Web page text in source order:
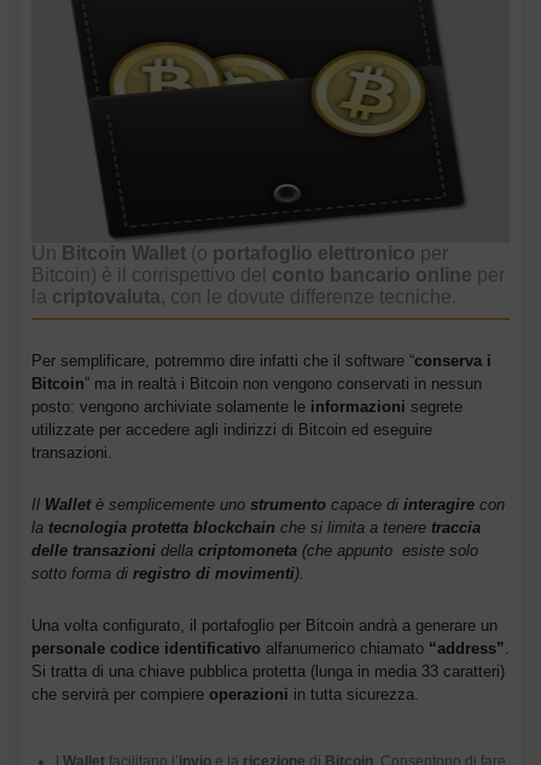
Un Bitcoin Wallet (o portafoglio elettronico per
Bitcoin) è il corrispettivo del conto bancario online per
la criptovaluta, con le dovute differenze tecniche.
Per semplificare, potremmo dire infatti che il software “conserva i
Bitcoin” ma in realtà i Bitcoin non vengono conservati in nessun
posto: vengono archiviate solamente le informazioni segrete
utilizzate per accedere agli indirizzi di Bitcoin ed eseguire
transazioni.
Il Walletè semplicemente uno strumento capace di interagire con
la tecnologia protetta blockchain che si limita a tenere traccia
delle transazioni della criptomoneta (che appunto esiste solo
sotto forma di registro di movimenti).
Una volta configurato, il portafoglio per Bitcoin andrà a generare un
personale codice identificativo alfanumerico chiamato “address”.
Si tratta di una chiave pubblica protetta (lunga in media 33 caratteri)
che servirà per compiere operazioni in tutta sicurezza.
Wallet facilitano l’invio e la ricezione di Bitcoin. Consentono di fare